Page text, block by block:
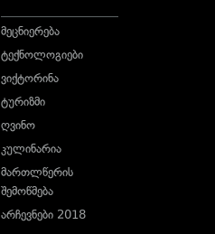
მეცნიერება
ტექნოლოგიები
ვიქტორინა
ტურიზმი
ღვინო
კულინარია
მართლწერის
შემოწმება
არჩევნები 2018